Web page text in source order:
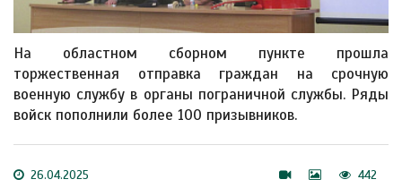
На областном сборном пункте прошла
торжественная отправка граждан на срочную
военную службу в органы пограничной службы. Ряды
войск пополнили более 100 призывников.
26.04.2025 442